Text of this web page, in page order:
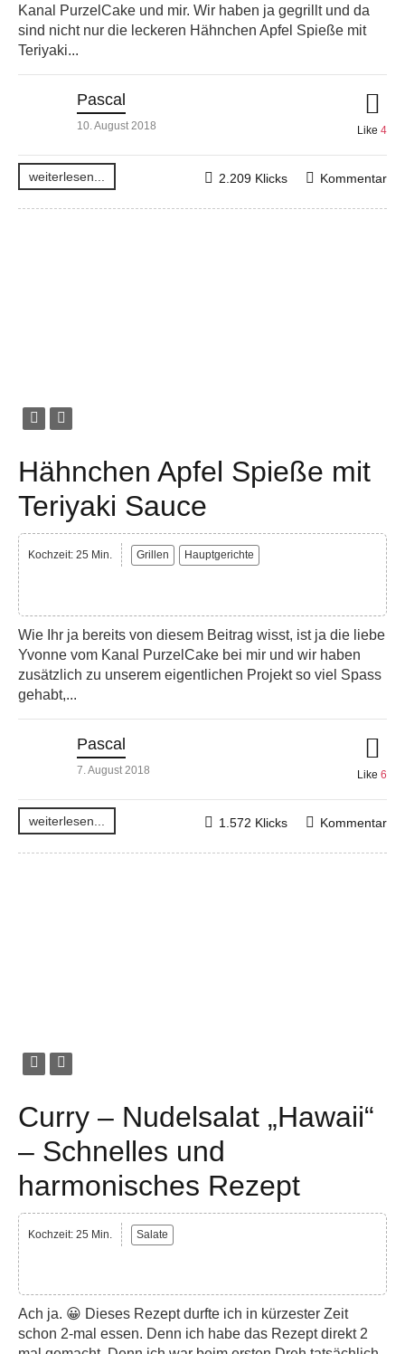
Kanal PurzelCake und mir. Wir haben ja gegrillt und da
sind nicht nur die leckeren Hähnchen Apfel Spieße mit
Teriyaki...
Pascal
10. August 2018 Like 4
weiterlesen... Kommentar
2.209 Klicks
Hähnchen Apfel Spieße mit
Teriyaki Sauce
Kochzeit: 25 Min. Grillen Hauptgerichte
Wie Ihr ja bereits von diesem Beitrag wisst, ist ja die liebe
Yvonne vom Kanal PurzelCake bei mir und wir haben
zusätzlich zu unserem eigentlichen Projekt so viel Spass
gehabt,...
Pascal
7. August 2018 Like 6
weiterlesen... Kommentar
1.572 Klicks
Curry – Nudelsalat „Hawaii“
– Schnelles und
harmonisches Rezept
Kochzeit: 25 Min. Salate
Ach ja. 😀 Dieses Rezept durfte ich in kürzester Zeit
schon 2-mal essen. Denn ich habe das Rezept direkt 2